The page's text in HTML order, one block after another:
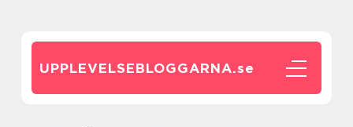
UPPLEVELSEBLOGGARNA.se